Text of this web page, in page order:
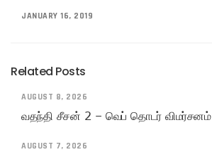
JANUARY 16, 2019
Related Posts
AUGUST 8, 2026
வதந்தி சீசன் 2 – வெப் தொடர் விமர்சனம்
AUGUST 7, 2026